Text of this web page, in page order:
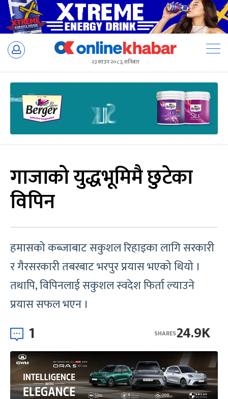
Skip
२३ साउन २०८३, शनिबार
गाजाको युद्धभूमिमै छुटेका
विपिन
हमासको कब्जाबाट सकुशल रिहाइका लागि सरकारी
र गैरसरकारी तबरबाट भरपुर प्रयास भएको थियो ।
तथापि, विपिनलाई सकुशल स्वदेश फिर्ता ल्याउने
प्रयास सफल भएन ।
1 24.9K
SHARES